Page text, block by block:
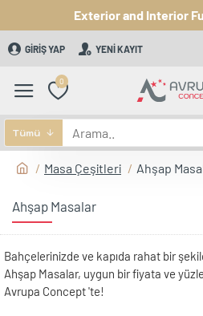
Exterior and Interior
GIRIŞ YAP YENI KAYIT
0
Tümü
Masa Çeşitleri Ahşap
Ahşap Masalar
Bahçelerinizde ve kapıda rahat bir
Ahşap Masalar, uygun bir fiyata ve
Avrupa Concept 'te!